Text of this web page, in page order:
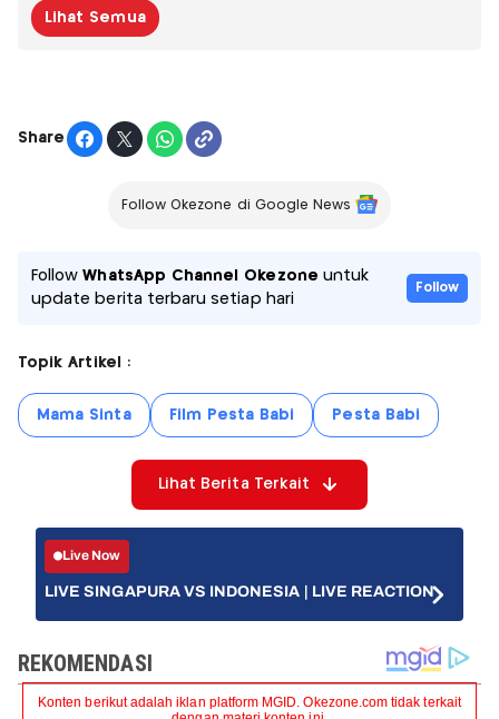
Lihat Semua
Share
Follow Okezone di Google News
FollowWhatsApp Channel Okezone untuk
update berita terbaru setiap hari
Follow
Topik Artikel :
Mama Sinta Film Pesta Babi Pesta Babi
Lihat Berita Terkait
Live Now
LIVE SINGAPURA VS INDONESIA | LIVE REACTION